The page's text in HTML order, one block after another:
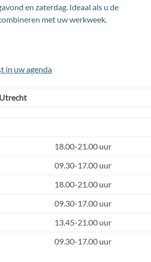
en zaterdag. Ideaal als u de
met uw werkweek.
in uw agenda
18.00-21.00 uur
09.30-17.00 uur
18.00-21.00 uur
09.30-17.00 uur
13.45-21.00 uur
09.30-17.00 uur